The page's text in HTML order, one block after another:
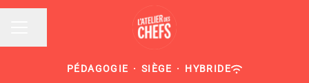
PÉDAGOGIE · SIÈGE · HYBRIDE